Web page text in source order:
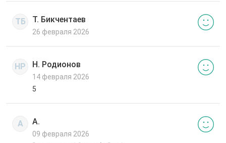
ТБ Т. Бикчентаев
26 февраля 2026
НР Н. Родионов
14 февраля 2026
5
А А.
09 февраля 2026